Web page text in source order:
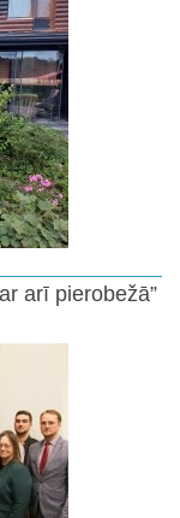
arī pierobežā”